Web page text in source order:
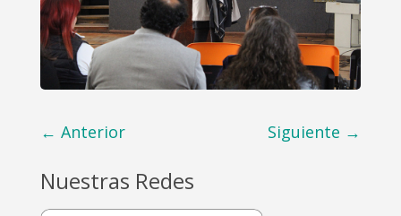
← Anterior Siguiente →
Nuestras Redes